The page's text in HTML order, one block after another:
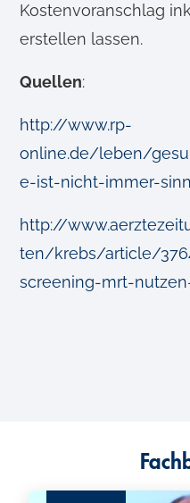
Kostenvoranschlag
erstellen lassen.
Quellen:
http://www.rp-
online.de/leben/
e-ist-nicht-immer-
http://
ten/krebs/article/
screening-mrt-